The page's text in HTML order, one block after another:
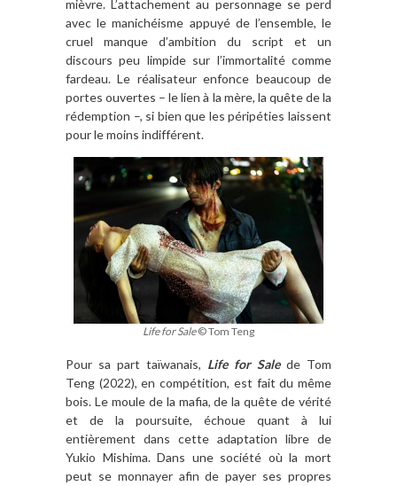
mièvre. L’attachement au personnage se perd
avec le manichéisme appuyé de l’ensemble, le
cruel manque d’ambition du script et un
discours peu limpide sur l’immortalité comme
fardeau. Le réalisateur enfonce beaucoup de
portes ouvertes – le lien à la mère, la quête de la
rédemption –, si bien que les péripéties laissent
pour le moins indifférent.
Life for Sale© Tom Teng
Pour sa part taïwanais, Life for Salede Tom
Teng (2022), en compétition, est fait du même
bois. Le moule de la mafia, de la quête de vérité
et de la poursuite, échoue quant à lui
entièrement dans cette adaptation libre de
Yukio Mishima. Dans une société où la mort
peut se monnayer afin de payer ses propres